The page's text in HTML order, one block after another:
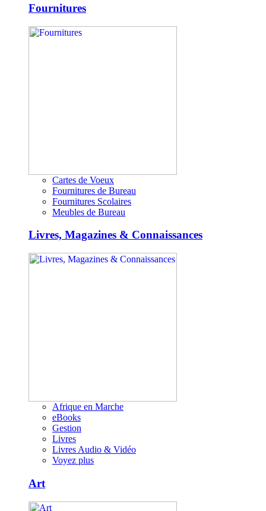
Fournitures
Cartes de Voeux
Fournitures de Bureau
Fournitures Scolaires
Meubles de Bureau
Livres, Magazines & Connaissances
Afrique en Marche
eBooks
Gestion
Livres
Livres Audio & Vidéo
Voyez plus
Art